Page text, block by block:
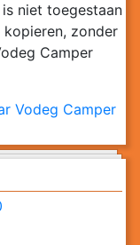
niet toegestaan
zonder
Camper
Vodeg Camper